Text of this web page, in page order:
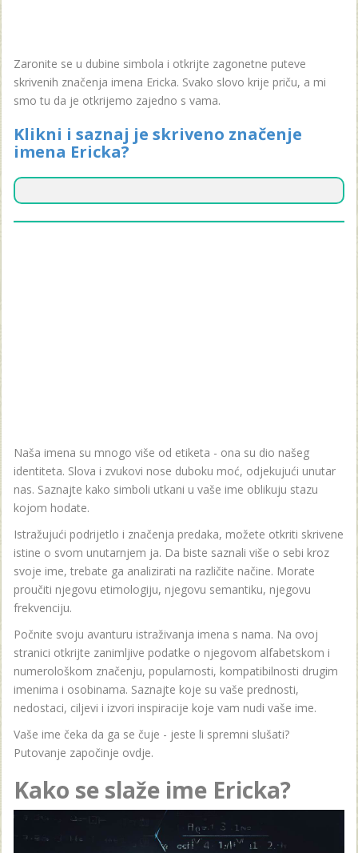
Zaronite se u dubine simbola i otkrijte zagonetne puteve
skrivenih značenja imena Ericka. Svako slovo krije priču, a mi
smo tu da je otkrijemo zajedno s vama.
Klikni i saznaj je skriveno značenje
imena Ericka?
Naša imena su mnogo više od etiketa - ona su dio našeg
identiteta. Slova i zvukovi nose duboku moć, odjekujući unutar
nas. Saznajte kako simboli utkani u vaše ime oblikuju stazu
kojom hodate.
Istražujući podrijetlo i značenja predaka, možete otkriti skrivene
istine o svom unutarnjem ja. Da biste saznali više o sebi kroz
svoje ime, trebate ga analizirati na različite načine. Morate
proučiti njegovu etimologiju, njegovu semantiku, njegovu
frekvenciju.
Počnite svoju avanturu istraživanja imena s nama. Na ovoj
stranici otkrijte zanimljive podatke o njegovom alfabetskom i
numerološkom značenju, popularnosti, kompatibilnosti drugim
imenima i osobinama. Saznajte koje su vaše prednosti,
nedostaci, ciljevi i izvori inspiracije koje vam nudi vaše ime.
Vaše ime čeka da ga se čuje - jeste li spremni slušati?
Putovanje započinje ovdje.
Kako se slaže ime Ericka?